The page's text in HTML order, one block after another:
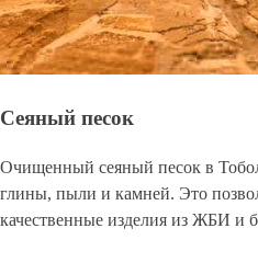
Сеяный песок
Очищенный сеяный песок в
глины, пыли и камней. Это
качественные изделия из ЖБИ и